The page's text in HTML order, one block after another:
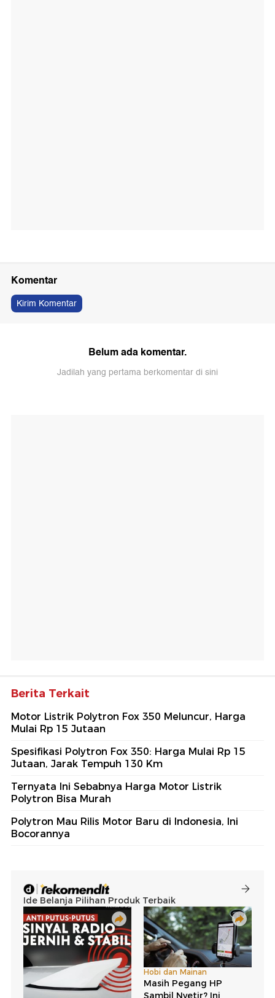
Komentar
Kirim Komentar
Belum ada komentar.
Jadilah yang pertama berkomentar di sini
Berita Terkait
Motor Listrik Polytron Fox 350 Meluncur, Harga
Mulai Rp 15 Jutaan
Spesifikasi Polytron Fox 350: Harga Mulai Rp 15
Jutaan, Jarak Tempuh 130 Km
Ternyata Ini Sebabnya Harga Motor Listrik
Polytron Bisa Murah
Polytron Mau Rilis Motor Baru di Indonesia, Ini
Bocorannya